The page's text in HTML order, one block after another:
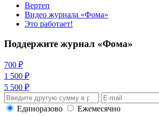
Вертеп
Видео журнала «Фома»
Это работает!
Поддержите журнал «Фома»
700 ₽
1 500 ₽
5 500 ₽
Единоразово
Ежемесячно